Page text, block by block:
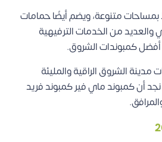
متنوعة، ويضم أيضًا حمامات
من الخدمات الترفيهية
كمبوندات الشروق.
الشروق الراقية والمليئة
أن كمبوند ماي فير كمبوند فريد